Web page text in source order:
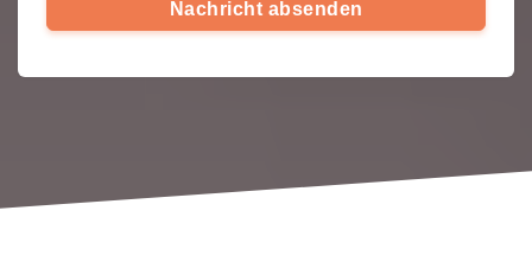
Nachricht absenden